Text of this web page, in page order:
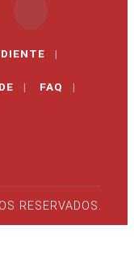
|
| FAQ |
RESERVADOS.